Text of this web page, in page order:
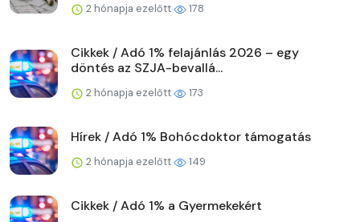
2 hónapja ezelőtt 178
Cikkek / Adó 1% felajánlás 2026 – egy
döntés az SZJA-bevallá...
2 hónapja ezelőtt 173
Hírek / Adó 1% Bohócdoktor támogatás
2 hónapja ezelőtt 149
Cikkek / Adó 1% a Gyermekekért